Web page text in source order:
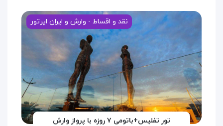
نقد و اقساط - وارش و ایران ایرتور
تور تفلیس+باتومی ۷ روزه با پرواز وارش